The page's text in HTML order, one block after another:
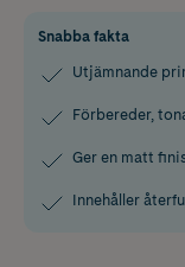
Snabba fakta
Utjämnande
Förbereder,
Ger en matt
Innehåller